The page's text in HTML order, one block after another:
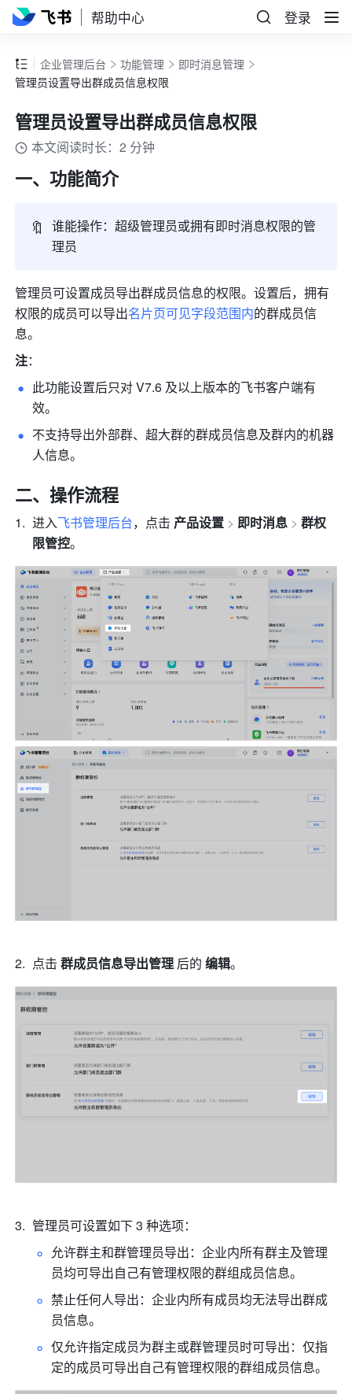
帮助中心 登录
企业管理后台 功能管理
即时消息管理
管理员设置导出群成员信息权限
管理员设置导出群成员信息权限
本文阅读时长：2 分钟
一、功能简介
🔖
谁能操作：超级管理员或拥有即时消息权限的管
理员
管理员可设置成员导出群成员信息的权限。设置后，拥有
权限的成员可以导出名片页可见字段范围内的群成员信
息。
注：
此功能设置后只对 V7.6 及以上版本的飞书客户端有
效。
不支持导出外部群、超大群的群成员信息及群内的机器
人信息。
二、操作流程
进入飞书管理后台，点击 产品设置 > 即时消息 > 群权
限管控。
点击 群成员信息导出管理 后的 编辑。
管理员可设置如下 3 种选项：
允许群主和群管理员导出：企业内所有群主及管理
员均可导出自己有管理权限的群组成员信息。
禁止任何人导出：企业内所有成员均无法导出群成
员信息。
仅允许指定成员为群主或群管理员时可导出：仅指
定的成员可导出自己有管理权限的群组成员信息。